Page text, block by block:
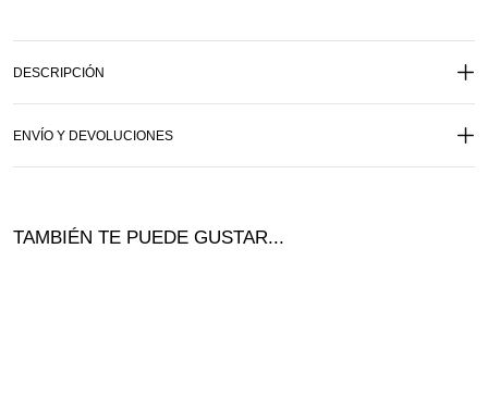
DESCRIPCIÓN
ENVÍO Y DEVOLUCIONES
TAMBIÉN TE PUEDE GUSTAR...